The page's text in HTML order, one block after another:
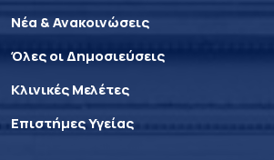
Νέα & Ανακοινώσεις
Όλες οι Δημοσιεύσεις
Κλινικές Μελέτες
Επιστήμες Υγείας